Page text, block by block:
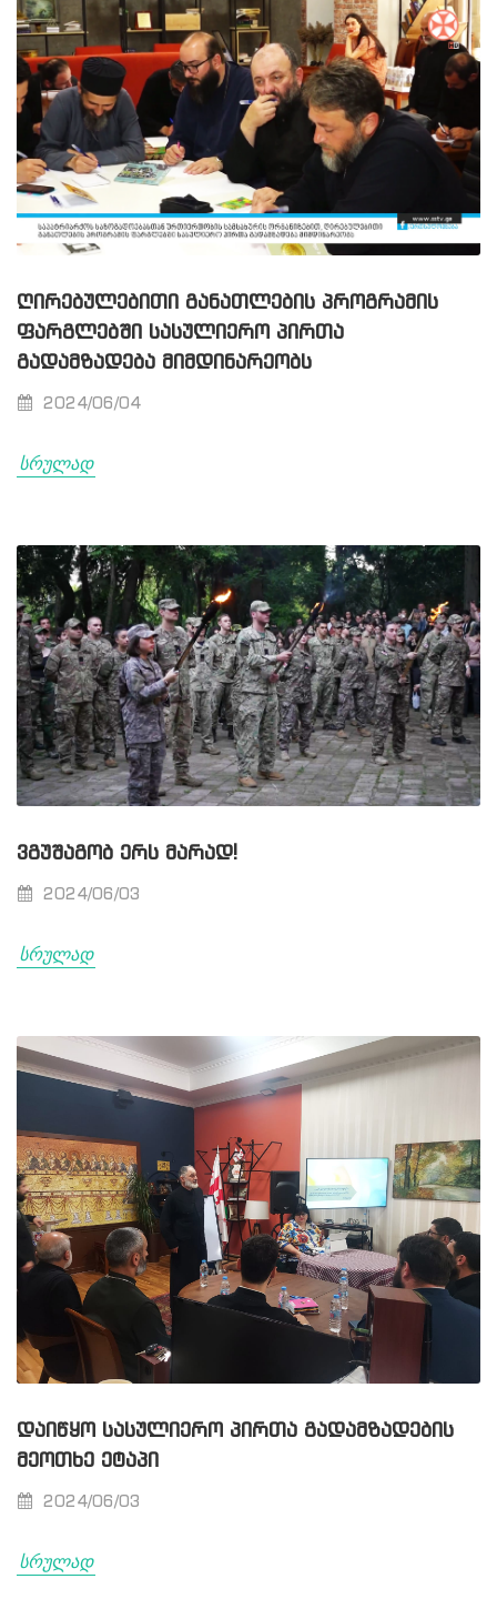
ᲦᲘᲠᲔᲑᲣᲚᲔᲑᲘᲗᲘ ᲒᲐᲜᲐᲗᲚᲔᲑᲘᲡ ᲞᲠᲝᲒᲠᲐᲛᲘᲡ
ᲤᲐᲠᲒᲚᲔᲑᲨᲘ ᲡᲐᲡᲣᲚᲘᲔᲠᲝ ᲞᲘᲠᲗᲐ
ᲒᲐᲓᲐᲛᲖᲐᲓᲔᲑᲐ ᲛᲘᲛᲓᲘᲜᲐᲠᲔᲝᲑᲡ
2024/06/04
სრულად
ᲕᲒᲣᲨᲐᲒᲝᲑ ᲔᲠᲡ ᲛᲐᲠᲐᲓ!
2024/06/03
სრულად
ᲓᲐᲘᲬᲧᲝ ᲡᲐᲡᲣᲚᲘᲔᲠᲝ ᲞᲘᲠᲗᲐ ᲒᲐᲓᲐᲛᲖᲐᲓᲔᲑᲘᲡ
ᲛᲔᲝᲗᲮᲔ ᲔᲢᲐᲞᲘ
2024/06/03
სრულად